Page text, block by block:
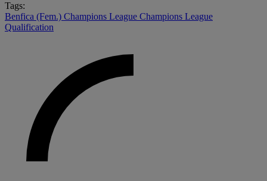
Tags:
Benfica (Fem.) Champions League Champions League
Qualification